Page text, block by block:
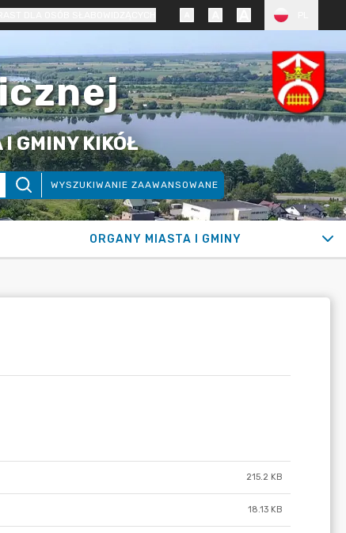
GMINY KIKÓŁ
WYSZUKIWANIE ZAAWANSOWANE
ORGANY MIASTA I GMINY
215.2 KB
18.13 KB